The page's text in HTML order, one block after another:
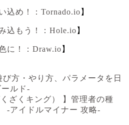
込め！：Tornado.io 】
込もう！：Hole.io 】
に！：Draw.io 】
び方・やり方、パラメータを日
ルド-
ざくキング） 】管理者の種
-アイドルマイナー 攻略-